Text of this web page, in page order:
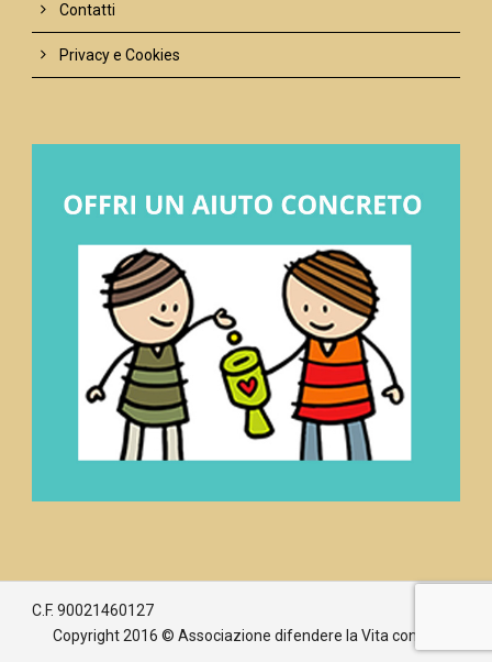
Contatti
Privacy e Cookies
C.F. 90021460127
Copyright 2016 © Associazione difendere la Vita con Maria